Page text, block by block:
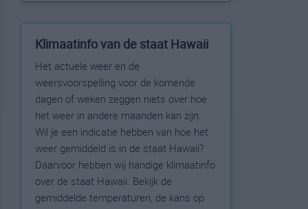
Klimaatinfo van de staat Hawaii
Het actuele weer en de
weersvoorspelling voor de komende
dagen of weken zeggen niets over hoe
het weer in andere maanden kan zijn.
Wil je een indicatie hebben van hoe het
weer gemiddeld is in de staat Hawaii?
Daarvoor hebben wij handige klimaatinfo
over de staat Hawaii. Bekijk de
gemiddelde temperaturen, de kans op